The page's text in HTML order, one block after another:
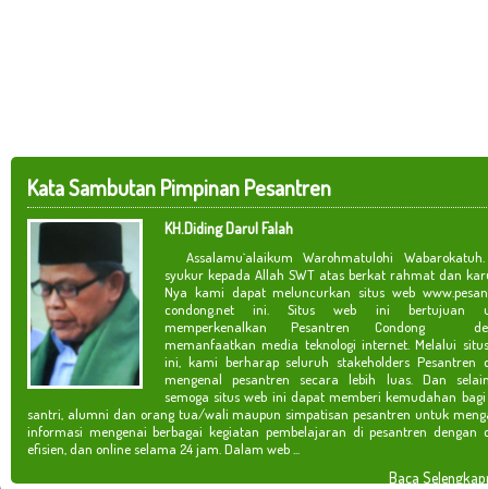
Kata Sambutan Pimpinan Pesantren
KH.Diding Darul Falah
Assalamu`alaikum Warohmatulohi
syukur kepada Allah SWT atas berkat rahmat dan
Nya kami dapat meluncurkan situs web
condong.net ini. Situs web ini bertujuan
memperkenalkan Pesantren Condong
memanfaatkan media teknologi internet. Melalui
ini, kami berharap seluruh stakeholders Pesantren
mengenal pesantren secara lebih luas. Dan
semoga situs web ini dapat memberi kemudahan
santri, alumni dan orang tua/wali maupun simpatisan pesantren untuk
informasi mengenai berbagai kegiatan pembelajaran di pesantren dengan
efisien, dan online selama 24 jam. Dalam web ...
Baca